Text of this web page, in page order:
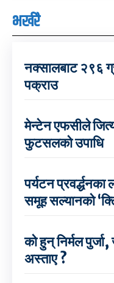
भर्खरै
नक्सालबाट २९६
पक्राउ
मेन्टेन एफसीले
फुटसलको उपाधि
पर्यटन प्रवर्द्धनका
समूह सल्यानको
को हुन् निर्मल
अस्ताए ?